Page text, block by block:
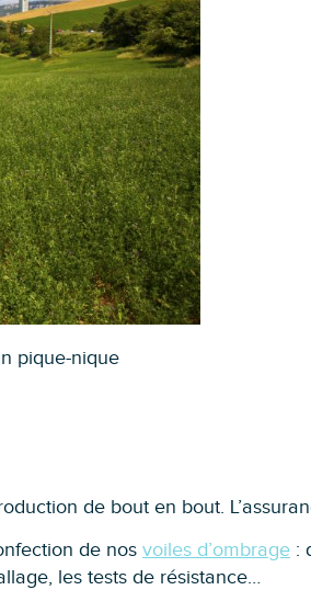
pique-nique
de bout en bout.
de nos voiles d’ombrage :
les tests de résistance…